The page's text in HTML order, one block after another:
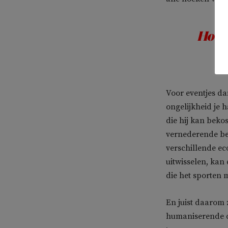
Hoe
Voor eventjes
ongelijkheid je
die hij kan
vernederende
verschillende
uitwisselen, kan
die het sporten
En juist daarom
humaniserende